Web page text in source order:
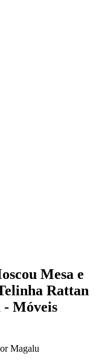
Mesa e
Rattan
- Móveis
Magalu